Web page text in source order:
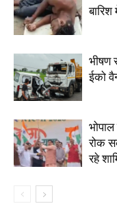
भीषण
ईको
भोपाल
रोक
रहे